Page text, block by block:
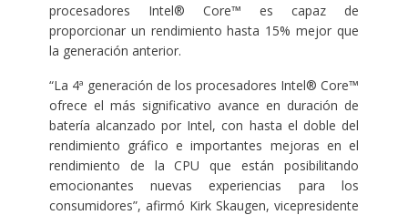
procesadores Intel® Core™ es capaz de
proporcionar un rendimiento hasta 15% mejor que
la generación anterior.
“La 4ª generación de los procesadores Intel® Core™
ofrece el más significativo avance en duración de
batería alcanzado por Intel, con hasta el doble del
rendimiento gráfico e importantes mejoras en el
rendimiento de la CPU que están posibilitando
emocionantes nuevas experiencias para los
consumidores”, afirmó Kirk Skaugen, vicepresidente